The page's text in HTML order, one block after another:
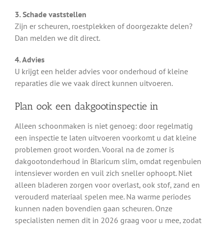
3. Schade vaststellen
Zijn er scheuren, roestplekken of doorgezakte delen?
Dan melden we dit direct.
4. Advies
U krijgt een helder advies voor onderhoud of kleine
reparaties die we vaak direct kunnen uitvoeren.
Plan ook een dakgootinspectie in
Alleen schoonmaken is niet genoeg: door regelmatig
een inspectie te laten uitvoeren voorkomt u dat kleine
problemen groot worden. Vooral na de zomer is
dakgootonderhoud in Blaricum slim, omdat regenbuien
intensiever worden en vuil zich sneller ophoopt. Niet
alleen bladeren zorgen voor overlast, ook stof, zand en
verouderd materiaal spelen mee. Na warme periodes
kunnen naden bovendien gaan scheuren. Onze
specialisten nemen dit in 2026 graag voor u mee, zodat